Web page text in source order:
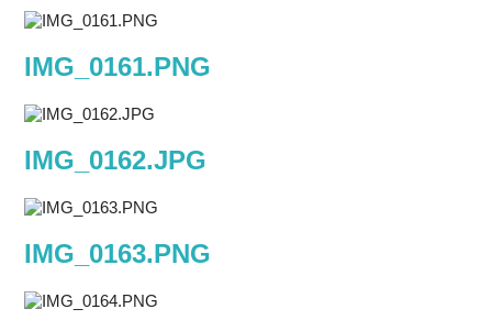
IMG_0161.PNG
IMG_0162.JPG
IMG_0163.PNG